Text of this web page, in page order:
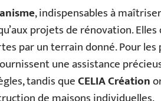
, indispensables à
projets de rénovation.
par un terrain donné. Pour
une assistance
tandis queCELIA Création